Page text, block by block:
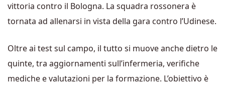
vittoria contro il Bologna. La squadra rossonera è
tornata ad allenarsi in vista della gara contro l’Udinese.
Oltre ai test sul campo, il tutto si muove anche dietro le
quinte, tra aggiornamenti sull’infermeria, verifiche
mediche e valutazioni per la formazione. L’obiettivo è